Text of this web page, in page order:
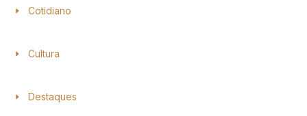
Cotidiano
Cultura
Destaques